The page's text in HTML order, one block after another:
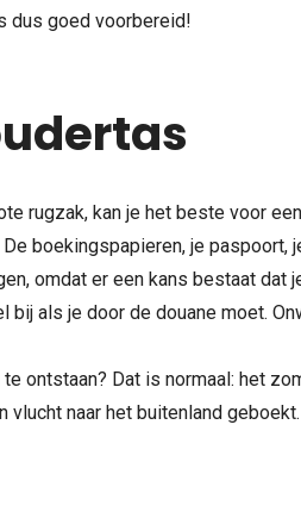
dus goed voorbereid!
rugzak, kan je het beste voor
boekingspapieren, je paspoort,
omdat er een kans bestaat dat
bij als je door de douane moet.
ontstaan? Dat is normaal: het
naar het buitenland